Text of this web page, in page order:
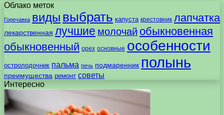
Облако меток
Горечавка виды выбрать капуста крестовник лапчатка
лекарственная лучшие молочай обыкновенная
обыкновенный орех основные особенности
остролодочник пальма печь подмаренник полынь
преимущества ремонт советы
Интересно